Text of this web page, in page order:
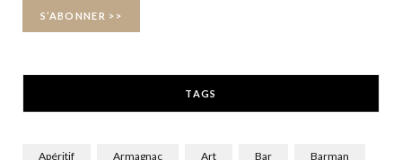
TAGS
Apéritif Armagnac Art Bar Barman